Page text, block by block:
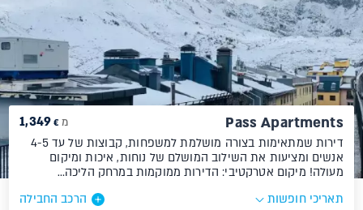
Pass Apartments מ 1,349 €
דירות שמתאימות בצורה מושלמת למשפחות, קבוצות של עד 4-5
אנשים ומציעות את השילוב המושלם של נוחות, איכות ומיקום
מעולה! מיקום אטרקטיבי: הדירות ממוקמות במרחק הליכה…
תאריכי חופשות
הרכב החבילה